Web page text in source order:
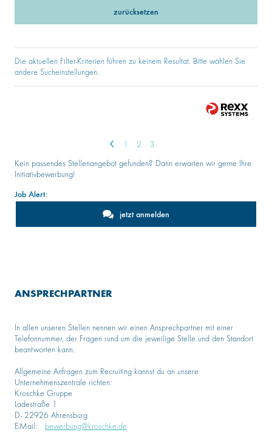
zurücksetzen
Die aktuellen Filter-Kriterien führen zu keinem Resultat. Bitte wählen Sie
andere Sucheinstellungen.
1 2 3
Kein passendes Stellenangebot gefunden? Dann erwarten wir gerne Ihre
Initiativbewerbung!
Job Alert:
jetzt anmelden
ANSPRECHPARTNER
In allen unseren Stellen nennen wir einen Ansprechpartner mit einer
Telefonnummer, der Fragen rund um die jeweilige Stelle und den Standort
beantworten kann.
Allgemeine Anfragen zum Recruiting kannst du an unsere
Unternehmenszentrale richten:
Kroschke Gruppe
Ladestraße 1
D- 22926 Ahrensburg
E-Mail: bewerbung@kroschke.de